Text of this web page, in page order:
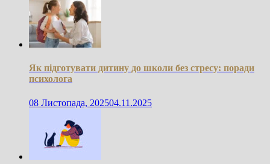
Як підготувати дитину до школи без стресу: поради
психолога
08 Листопада, 202504.11.2025